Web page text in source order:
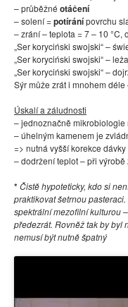
– průběžné otáčení
– solení =potíránípovrchu
– zrání – teplota = 7 – 10 °C,
„Ser koryciński swojski“ –
„Ser koryciński swojski“ –
„Ser koryciński swojski“ –
Sýr může zrát i mnohem
Úskalí a záludnosti
– jednoznačně mikrobiologie
– úhelným kamenem je
=> nutná vyšší korekce
– dodržení teplot – při
*Čistě hypoteticky, kdo si
praktikovat šetrnou
spektrální mezofilní kulturou
předezrát. Rovněž tak by byl
nemusí být nutně špatný